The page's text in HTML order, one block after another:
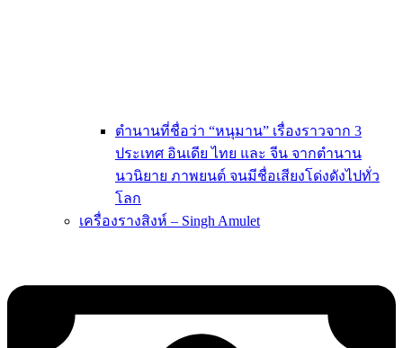
ตำนานที่ชื่อว่า “หนุมาน” เรื่องราวจาก 3
ประเทศ อินเดีย ไทย และ จีน จากตำนาน
นวนิยาย ภาพยนต์ จนมีชื่อเสียงโด่งดังไปทั่ว
โลก
เครื่องรางสิงห์ – Singh Amulet